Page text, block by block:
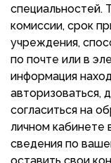
специальностей.
комиссии, срок
учреждения,
по почте или в
информация
авторизоваться,
согласиться на
личном кабинете
сведения по